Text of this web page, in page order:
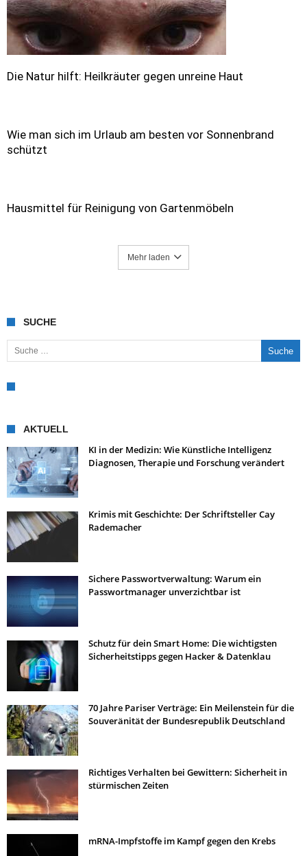
Die Natur hilft: Heilkräuter gegen unreine Haut
Wie man sich im Urlaub am besten vor Sonnenbrand
schützt
Hausmittel für Reinigung von Gartenmöbeln
Mehr laden
SUCHE
Suche nach:
AKTUELL
KI in der Medizin: Wie Künstliche Intelligenz
Diagnosen, Therapie und Forschung verändert
Krimis mit Geschichte: Der Schriftsteller Cay
Rademacher
Sichere Passwortverwaltung: Warum ein
Passwortmanager unverzichtbar ist
Schutz für dein Smart Home: Die wichtigsten
Sicherheitstipps gegen Hacker & Datenklau
70 Jahre Pariser Verträge: Ein Meilenstein für die
Souveränität der Bundesrepublik Deutschland
Richtiges Verhalten bei Gewittern: Sicherheit in
stürmischen Zeiten
mRNA-Impfstoffe im Kampf gegen den Krebs